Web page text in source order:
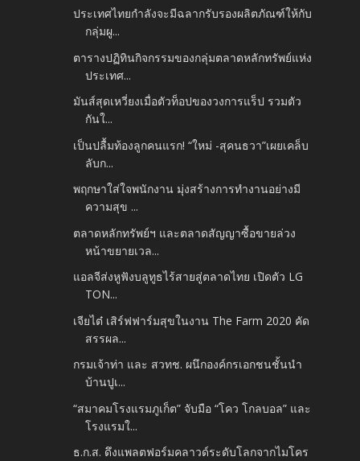
ประเทศไทยกำลังจะมีฉลากรับรองผลิตภัณฑ์ให้กับ
กลุ่มผู...
ตารางปฏิทินกิจกรรมของกลุ่มตลาดหลักทรัพย์แห่ง
ประเทศ...
มันส์สุดเหวี่ยงเมื่อตัวท็อปของวงการแร็ป รวมตัว
กันใ...
เป็นปลื้มท้องลูกคนแรก! “ใหม่ -สุคนธวา”เผยเคล็บ
ลับก...
พฤกษาใส่ใจพนักงาน มุ่งสร้างการทำงานอย่างมี
ความสุข ...
ตลาดหลักทรัพย์ฯ และตลาดสัญญาซื้อขายล่วง
หน้าขยายเวล...
แอลจีส่งหูฟังบลูทูธไร้สายสู่ตลาดไทย เปิดตัว LG
TON...
เจียไต๋ เสิร์ฟฟาร์มสุขในงาน The Farm 2020 คัด
สรรผล...
กรมเจ้าท่า และ สวทช. ผนึกองค์กรเอกชนชั้นนำ
บ้านปูเ...
“สมาคมโรงแรมภูเก็ต” จับมือ “โคว โกลบอล” และ
โรงแรมใ...
ธ.ก.ส. ดึงแพลตฟอร์มคลาวด์ระดับโลกจากไมโคร